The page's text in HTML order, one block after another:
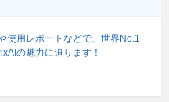
使用レポートなどで、世界No.1
の魅力に迫ります！